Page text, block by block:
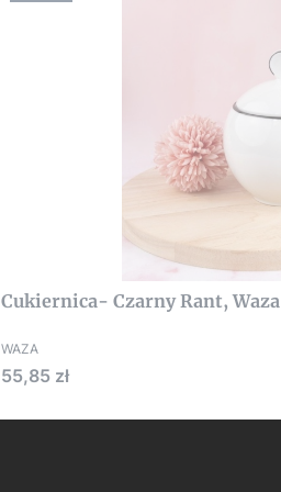
Cukiernica- Czarny Rant, Waza
WAZA
Cena
55,85 zł